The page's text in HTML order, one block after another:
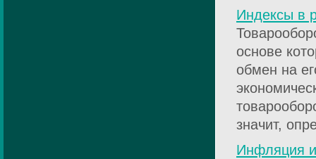
Индексы в
основе
обмен на
значит,
Инфляция